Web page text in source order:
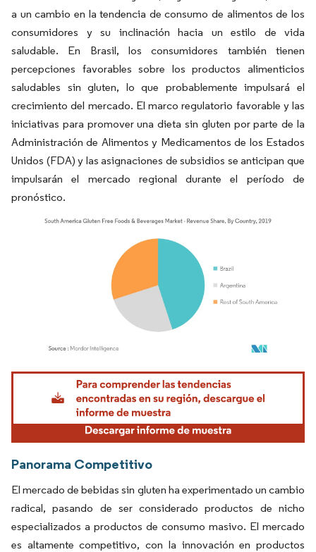
a un cambio en la tendencia de consumo de alimentos de los
consumidores y su inclinación hacia un estilo de vida
saludable. En Brasil, los consumidores también tienen
percepciones favorables sobre los productos alimenticios
saludables sin gluten, lo que probablemente impulsará el
crecimiento del mercado. El marco regulatorio favorable y las
iniciativas para promover una dieta sin gluten por parte de la
Administración de Alimentos y Medicamentos de los Estados
Unidos (FDA) y las asignaciones de subsidios se anticipan que
impulsarán el mercado regional durante el período de
pronóstico.
Imagen © Mordor Intelligence. El uso requiere atribución según CC BY 4.0.
Panorama Competitivo
El mercado de bebidas sin gluten ha experimentado un cambio
radical, pasando de ser considerado productos de nicho
especializados a productos de consumo masivo. El mercado
es altamente competitivo, con la innovación en productos